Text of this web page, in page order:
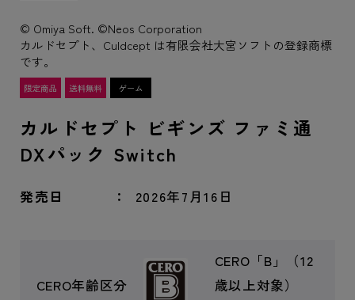
© Omiya Soft. ©Neos Corporation
カルドセプト、Culdcept は有限会社大宮ソフトの登録商標
です。
カルドセプト ビギンズ ファミ通
DXパック Switch
発売日 2026年7月16日
CERO年齢区分
CERO「B」（12
歳以上対象）